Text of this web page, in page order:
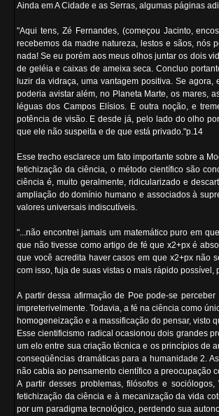
Ainda em A Cidade e as Serras, algumas páginas
"Aqui tens, Zé Fernandes, (começou Jacinto,
recebemos da madre natureza, lestos e sãos, nós
nada! Se eu porém aos meus olhos juntar os dois
de geléia e caixas de ameixa seca. Concluo
luzir da vidraça, uma vantagem positiva. Se
poderia avistar além, no Planeta Marte, os mares,
léguas dos Campos Elísios. E outra noção, e
potência de visão. E desde já, pelo lado do olho
que ele não suspeita e de que está privado."p.14
Esse trecho esclarece um fato importante sobre a
fetichização da ciência, o método científico são
ciência é, muito geralmente, ridicularizado e
ampliação do domínio humano e associados à
valores universais indiscutíveis.
"...não encontrei jamais um matemático puro em
que não tivesse como artigo de fé que x2+px é
que você acredita haver casos em que x2+px não
com isso, fuja de suas vistas o mais rápido
A partir dessa afirmação de Poe pode-se
impreterivelmente. Todavia, a fé na ciência como
homogeneização e a massificação do pensar, visto
Esse cientificismo radical ocasionou dois grandes
um elo entre sua criação técnica e os princípios de
conseqüências dramáticas para a humanidade 2.
não cabia ao pensamento científico a preocupação
A partir desses problemas, filósofos e
fetichização da ciência e à mecanização da vida
por um paradigma tecnológico, perdendo sua